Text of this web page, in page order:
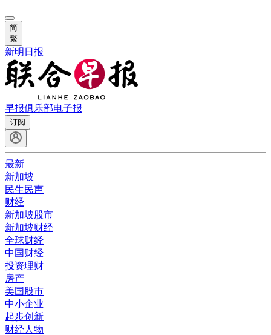
简
繁
新明日报
早报俱乐部电子报
订阅
最新
新加坡
民生民声
财经
新加坡股市
新加坡财经
全球财经
中国财经
投资理财
房产
美国股市
中小企业
起步创新
财经人物